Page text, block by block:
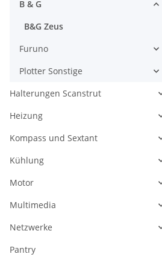
B & G
B&G Zeus
Furuno
Plotter Sonstige
Halterungen Scanstrut
Heizung
Kompass und Sextant
Kühlung
Motor
Multimedia
Netzwerke
Pantry